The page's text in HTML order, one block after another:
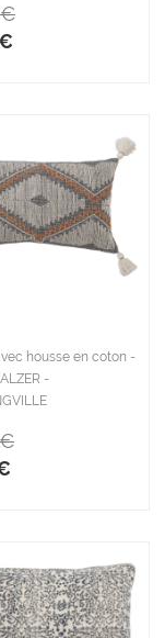
housse en coton -
-